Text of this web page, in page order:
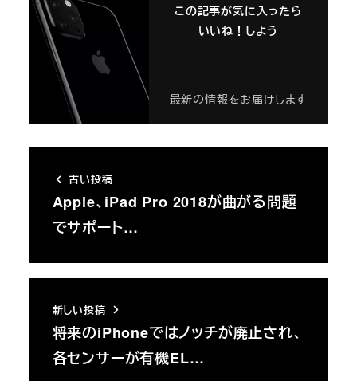
この記事が気に入ったら
いいね！しよう
最新の情報をお届けします
古い投稿
Apple、iPad Pro 2018が曲がる問題
でサポート…
新しい投稿
将来のiPhoneではノッチが廃止され、
各センサーが有機EL…